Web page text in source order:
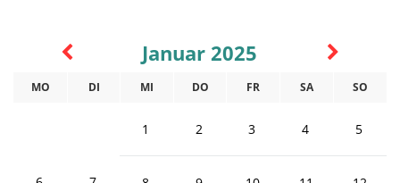
Januar 2025
MO DI MI DO FR SA SO
1 2 3 4 5